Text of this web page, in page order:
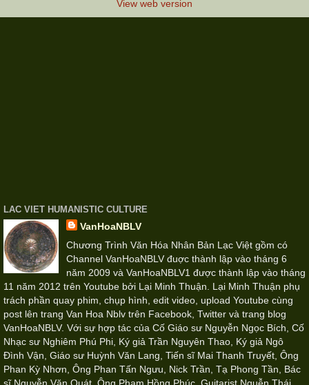
View web version
LAC VIET HUMANISTIC CULTURE
VanHoaNBLV
Chương Trình Văn Hóa Nhân Bản Lạc Việt gồm có
Channel VanHoaNBLV đuợc thành lập vào tháng 6
năm 2009 và VanHoaNBLV1 được thành lập vào tháng
11 năm 2012 trên Youtube bởi Lại Minh Thuận. Lại Minh Thuận phụ
trách phần quay phim, chụp hình, edit video, upload Youtube cùng
post lên trang Van Hoa Nblv trên Facebook, Twitter và trang blog
VanHoaNBLV. Với sự hợp tác của Cố Giáo sư Nguyễn Ngọc Bích, Cố
Nhạc sư Nghiêm Phú Phi, Ký giả Trần Nguyên Thao, Ký giả Ngô
Đình Vận, Giáo sư Huỳnh Văn Lang, Tiến sĩ Mai Thanh Truyết, Ông
Phan Kỳ Nhơn, Ông Phan Tấn Ngưu, Nick Trần, Tạ Phong Tần, Bác